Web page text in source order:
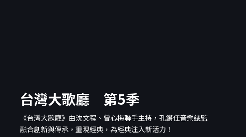
台灣大歌廳 第5季
《台灣大歌廳》由沈文程、曾心梅聯手主持，孔鏘任音樂總監
融合創新與傳承，重現經典，為經典注入新活力！